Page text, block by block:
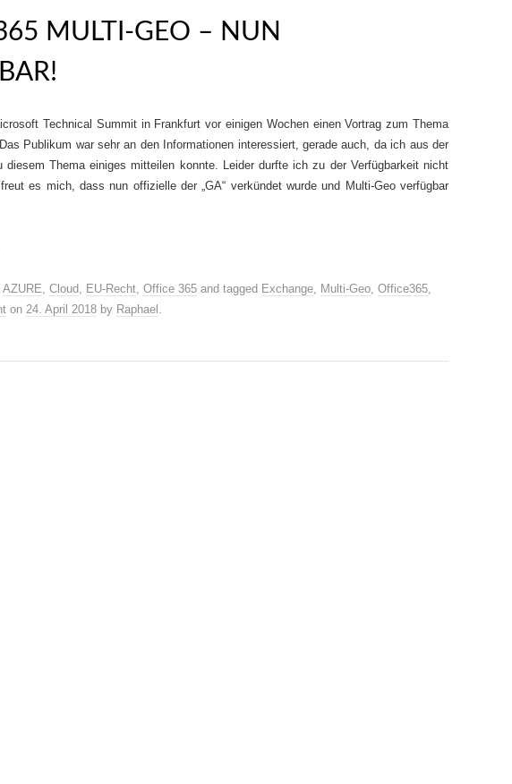
MULTI-GEO – NUN
Technical Summit in Frankfurt vor einigen Wochen einen Vortrag zum Thema
Publikum war sehr an den Informationen interessiert, gerade auch, da ich aus der
diesem Thema einiges mitteilen konnte. Leider durfte ich zu der Verfügbarkeit nicht
es mich, dass nun offizielle der „GA“ verkündet wurde und Multi-Geo verfügbar
AZURE, Cloud, EU-Recht, Office 365 and tagged Exchange, Multi-Geo, Office365,
on 24. April 2018 by Raphael .